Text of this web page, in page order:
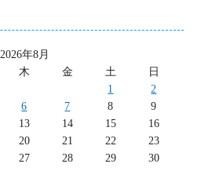
2026年8月
木 金 土
日
1
2
6 7 8
9
13 14 15
16
20 21 22
23
27 28 29
30